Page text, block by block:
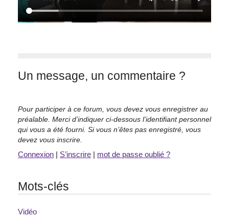
Un message, un commentaire ?
Pour participer à ce forum, vous devez vous enregistrer au
préalable. Merci d’indiquer ci-dessous l’identifiant personnel
qui vous a été fourni. Si vous n’êtes pas enregistré, vous
devez vous inscrire.
Connexion | S’inscrire | mot de passe oublié ?
Mots-clés
Vidéo